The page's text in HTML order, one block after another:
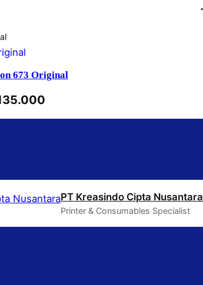
673 Original
PT Kreasindo Cipta Nusantara
Printer & Consumables Specialist